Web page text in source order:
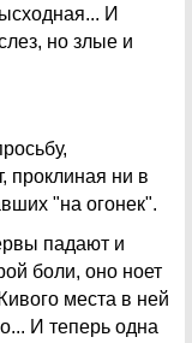
И
но злые и
проклиная ни в
"на огонек".
падают и
боли, оно ноет
места в ней
И теперь одна